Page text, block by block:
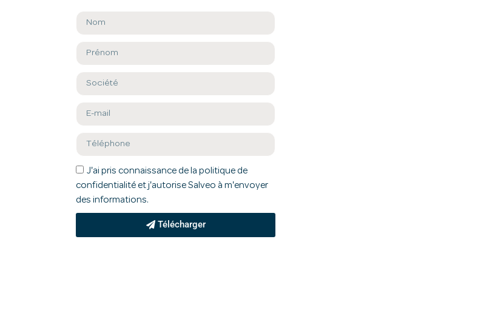
J'ai pris connaissance de la politique de
confidentialité et j'autorise Salveo à m'envoyer
des informations.
Télécharger